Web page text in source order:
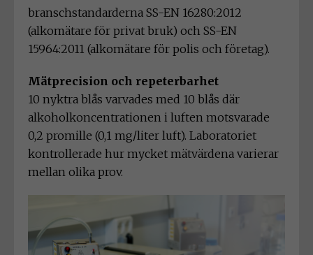
branschstandarderna SS-EN 16280:2012
(alkomätare för privat bruk) och SS-EN
15964:2011 (alkomätare för polis och företag).
Mätprecision och repeterbarhet
10 nyktra blås varvades med 10 blås där
alkoholkoncentrationen i luften motsvarade
0,2 promille (0,1 mg/liter luft). Laboratoriet
kontrollerade hur mycket mätvärdena varierar
mellan olika prov.